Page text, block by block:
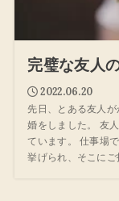
完璧な友人
2022.06.20
先日、とある友人
婚をしました。 友
ています。 仕事場
挙げられ、そこにご